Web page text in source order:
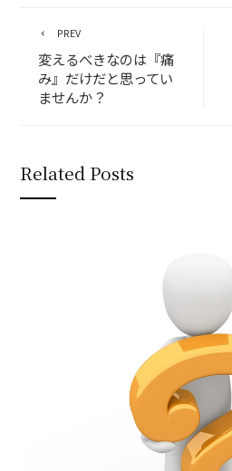
PREV
変えるべきなのは『痛
み』だけだと思ってい
ませんか？
Related Posts